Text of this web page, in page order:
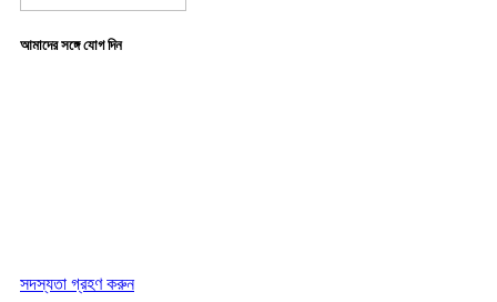
আমাদের সঙ্গে যোগ দিন
সদস্যতা গ্রহণ করুন